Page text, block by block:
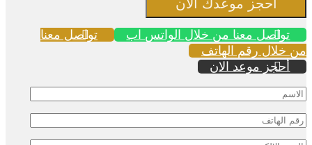
احجز موعدك الان
تواصل معنا من خلال الواتس اب
تواصل معنا
من خلال رقم الهاتف
أحجز موعد الان